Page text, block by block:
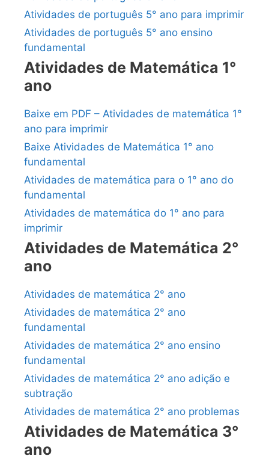
Atividades de português 5° ano para imprimir
Atividades de português 5° ano ensino
fundamental
Atividades de Matemática 1°
ano
Baixe em PDF – Atividades de matemática 1°
ano para imprimir
Baixe Atividades de Matemática 1° ano
fundamental
Atividades de matemática para o 1° ano do
fundamental
Atividades de matemática do 1° ano para
imprimir
Atividades de Matemática 2°
ano
Atividades de matemática 2° ano
Atividades de matemática 2° ano
fundamental
Atividades de matemática 2° ano ensino
fundamental
Atividades de matemática 2° ano adição e
subtração
Atividades de matemática 2° ano problemas
Atividades de Matemática 3°
ano